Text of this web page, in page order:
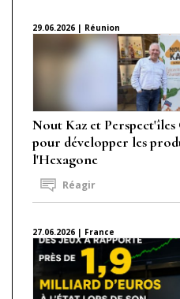
29.06.2026 | Réunion
Nout Kaz et
pour développer les
l'Hexagone
Réagir
27.06.2026 | France